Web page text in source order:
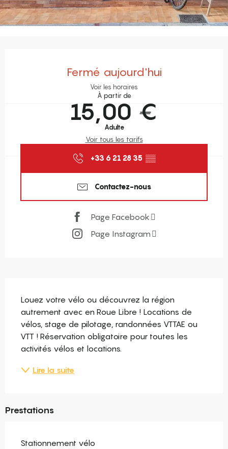
Fermé aujourd'hui
Voir les horaires
À partir de
15,00 €
Adulte
Voir tous les tarifs
+33 6 21 28 35 ▒▒
Contactez-nous
Page Facebook
Page Instagram
Louez votre vélo ou découvrez la région
autrement avec en Roue Libre ! Locations de
vélos, stage de pilotage, randonnées VTTAE ou
VTT ! Réservation obligatoire pour toutes les
activités vélos et locations.
Lire la suite
Prestations
Stationnement vélo